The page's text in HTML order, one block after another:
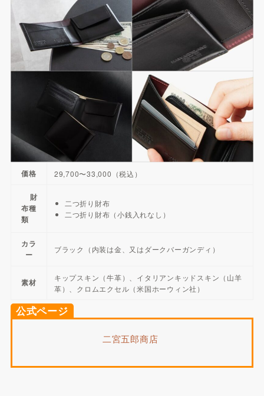
価格 29,700〜33,000（税込）
財
布種
類
二つ折り財布
二つ折り財布（小銭入れなし）
カラ
ー
ブラック（内装は金、又はダークバーガンディ）
素材
キップスキン（牛革）、イタリアンキッドスキン（山羊
革）、クロムエクセル（米国ホーウィン社）
公式ページ
二宮五郎商店